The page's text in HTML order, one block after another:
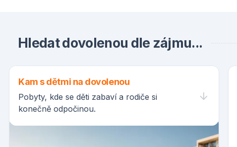
Hledat dovolenou dle zájmu...
Kam s dětmi na dovolenou
Pobyty, kde se děti zabaví a rodiče si
konečně odpočinou.